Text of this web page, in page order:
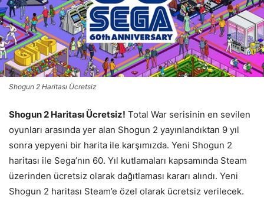
Shogun 2 Haritası Ücretsiz
Shogun 2 Haritası Ücretsiz! Total War serisinin en sevilen
oyunları arasında yer alan Shogun 2 yayınlandıktan 9 yıl
sonra yepyeni bir harita ile karşımızda. Yeni Shogun 2
haritası ile Sega’nın 60. Yıl kutlamaları kapsamında Steam
üzerinden ücretsiz olarak dağıtlaması kararı alındı. Yeni
Shogun 2 haritası Steam’e özel olarak ücretsiz verilecek.